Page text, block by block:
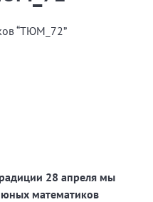
28 апреля мы
математиков